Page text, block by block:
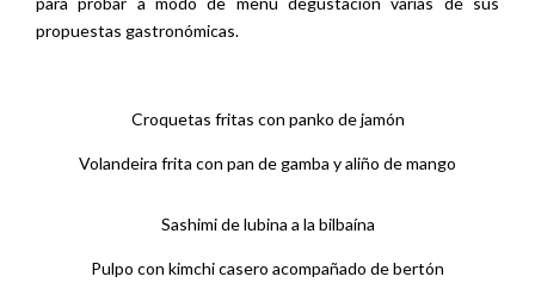
propuestas gastronómicas.
Croquetas fritas con panko de jamón
Volandeira frita con pan de gamba y aliño de mango
Sashimi de lubina a la bilbaína
Pulpo con kimchi casero acompañado de bertón